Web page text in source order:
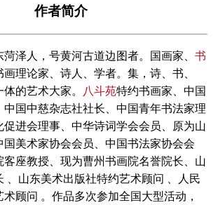
作者简介
菏泽人，号黄河古道边图者。国画家、 书
理论家、诗人、学者。集，诗、书、
的艺术大家。 八斗苑特约书画家、中国
国中慈杂志社社长、中国青年书法家理
进会理事、中华诗词学会会员、原为山
美术家协会会员、中国书法家协会会
客座教授、现为曹州书画院名誉院长、山
、山东美术出版社特约艺术顾问 、人民
顾问 。作品多次参加全国大型活动，